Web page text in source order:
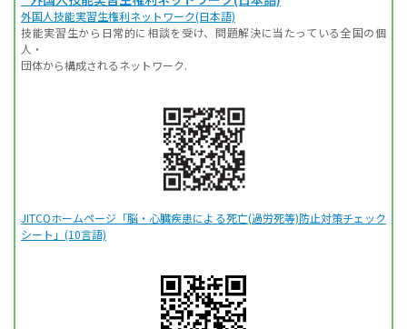
外国人技能実習生権利ネットワーク(日本語)
技能実習生から日常的に相談を受け、問題解決に当たっている全国の個
人・
団体から構成されるネットワーク.
JITCOホームページ「脳・心臓疾患による死亡(過労死等)防止対策チェック
シート」(10言語)